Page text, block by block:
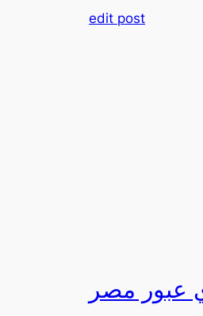
edit post